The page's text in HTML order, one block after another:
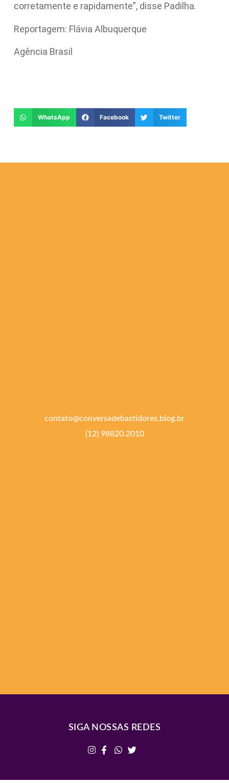
corretamente e rapidamente”, disse Padilha.
Reportagem: Flávia Albuquerque
Agência Brasil
WhatsApp Facebook Twitter
contato@conversadebastidores.blog.br
(12) 98820.2010
SIGA NOSSAS REDES